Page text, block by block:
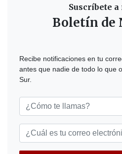
Suscríbete
Boletín de
Recibe notificaciones en tu
antes que nadie de todo lo que
Sur.